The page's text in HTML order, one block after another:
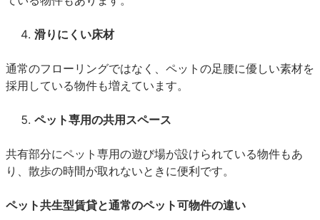
滑りにくい床材
通常のフローリングではなく、ペットの足腰に優しい素材を
採用している物件も増えています。
ペット専用の共用スペース
共有部分にペット専用の遊び場が設けられている物件もあ
り、散歩の時間が取れないときに便利です。
ペット共生型賃貸と通常のペット可物件の違い